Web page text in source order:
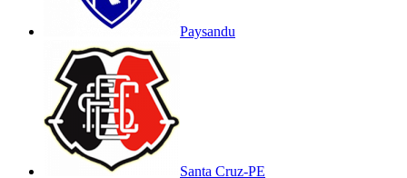
Paysandu
Santa Cruz-PE